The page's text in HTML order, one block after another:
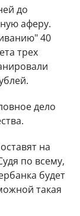
до
аферу.
40
трех
дело
на
по всему,
будет
такая